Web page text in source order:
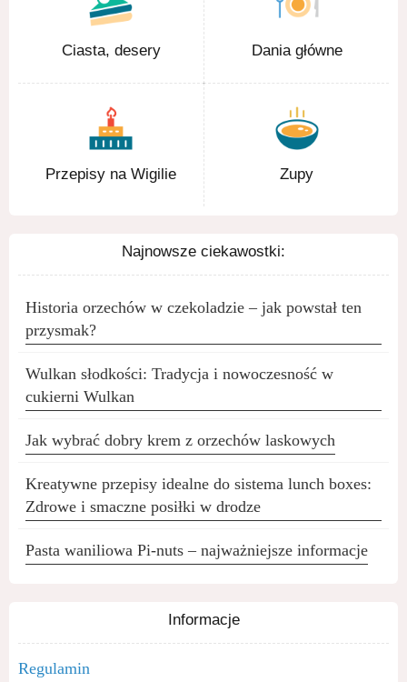
Ciasta, desery Dania główne
Przepisy na Wigilie Zupy
Najnowsze ciekawostki:
Historia orzechów w czekoladzie – jak powstał ten
przysmak?
Wulkan słodkości: Tradycja i nowoczesność w
cukierni Wulkan
Jak wybrać dobry krem z orzechów laskowych
Kreatywne przepisy idealne do sistema lunch boxes:
Zdrowe i smaczne posiłki w drodze
Pasta waniliowa Pi-nuts – najważniejsze informacje
Informacje
Regulamin